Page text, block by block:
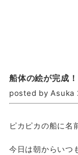
船体の絵が完成！
posted by Asuka
ピカピカの船に名
今日は朝からいつ